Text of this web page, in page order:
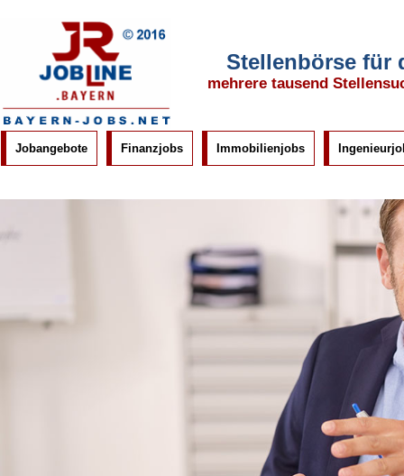
Stellenbörse für
mehrere tausend
Jobangebote Finanzjobs Immobilienjobs